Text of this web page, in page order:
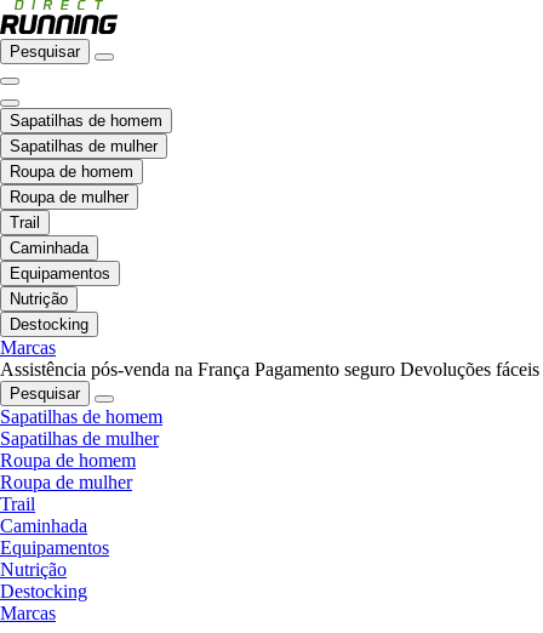
Pesquisar
Sapatilhas de homem
Sapatilhas de mulher
Roupa de homem
Roupa de mulher
Trail
Caminhada
Equipamentos
Nutrição
Destocking
Marcas
Assistência pós-venda na França Pagamento seguro Devoluções fáceis
Pesquisar
Sapatilhas de homem
Sapatilhas de mulher
Roupa de homem
Roupa de mulher
Trail
Caminhada
Equipamentos
Nutrição
Destocking
Marcas